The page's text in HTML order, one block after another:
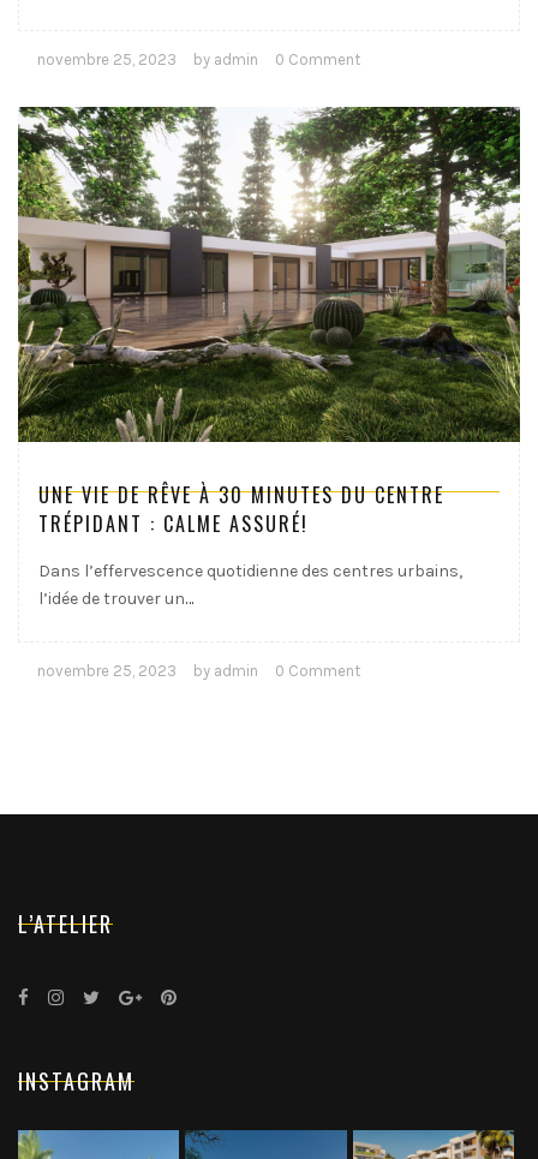
novembre 25, 2023 by admin 0 Comment
UNE VIE DE RÊVE À 30 MINUTES DU CENTRE
TRÉPIDANT : CALME ASSURÉ!
Dans l’effervescence quotidienne des centres urbains,
l’idée de trouver un…
novembre 25, 2023 by admin 0 Comment
L’ATELIER
INSTAGRAM